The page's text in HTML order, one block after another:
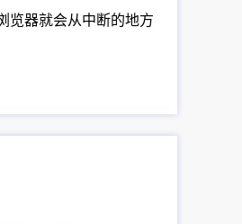
览器就会从中断的地方